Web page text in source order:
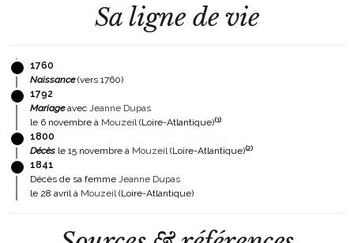
Sa ligne de vie
1760
Naissance(vers 1760)
1792
Mariageavec Jeanne Dupas
le 6 novembre à Mouzeil(Loire-Atlantique)(1)
1800
Décès le 15 novembre à Mouzeil(Loire-Atlantique)(2)
1841
Décès de sa femme Jeanne Dupas
le 28 avril à Mouzeil(Loire-Atlantique)